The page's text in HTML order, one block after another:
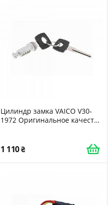
Цилиндр замка VAICO V30-
1972 Оригинальное качество
1 110